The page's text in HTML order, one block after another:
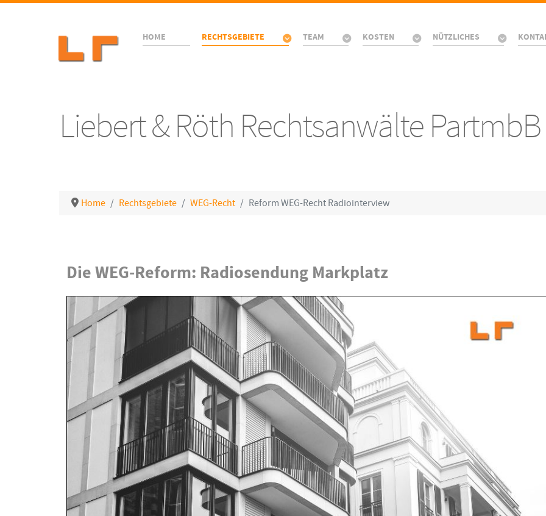
HOME RECHTSGEBIETE TEAM KOSTEN NÜTZLICHES
Liebert & Röth Rechtsanwälte PartmbB
Home Rechtsgebiete WEG-Recht Reform WEG-Recht Radiointerview
Details
Die WEG-Reform: Radiosendung Markplatz